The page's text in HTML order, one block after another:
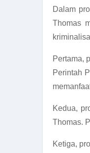
Dalam
Thomas
Pertama,
Perintah
Kedua,
Thomas.
Ketiga,